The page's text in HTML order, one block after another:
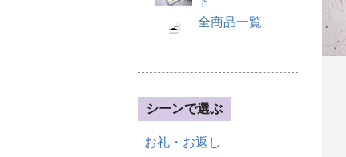
全商品一覧
シーンで選ぶ
お礼・お返し